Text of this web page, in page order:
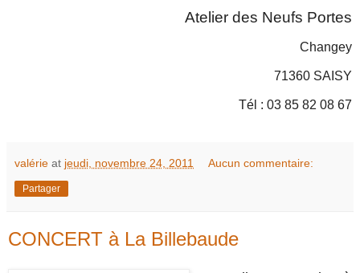
Atelier des Neufs Portes
Changey
71360 SAISY
Tél : 03 85 82 08 67
valérie at jeudi, novembre 24, 2011 Aucun commentaire:
Partager
CONCERT à La Billebaude